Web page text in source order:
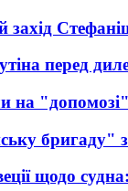
захід
перед
бригаду"
щодо